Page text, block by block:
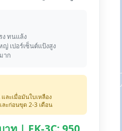
ง ทนแล้ง
ญ่ เปอร์เซ็นต์แป้งสูง
าก
ละเมื่อมันใบเหลือง
ละก่อนขุด 2-3 เดือน